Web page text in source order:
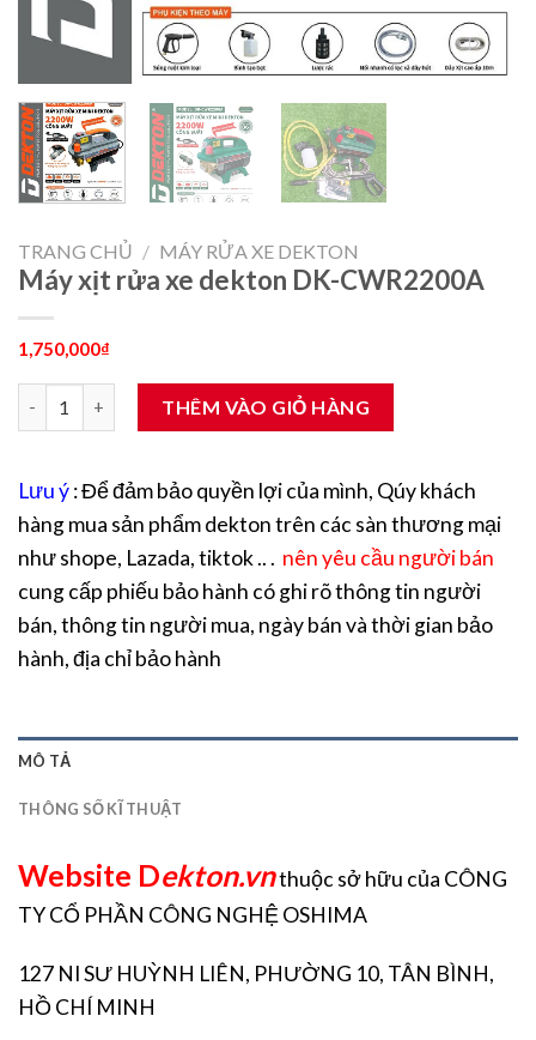
TRANG CHỦ / MÁY RỬA XE DEKTON
Máy xịt rửa xe dekton DK-CWR2200A
1,750,000₫
Máy xịt rửa xe dekton DK-CWR2200A số lượng
THÊM VÀO GIỎ HÀNG
Lưu ý: Để đảm bảo quyền lợi của mình, Qúy khách
hàng mua sản phẩm dekton trên các sàn thương mại
như shope, Lazada, tiktok .. . nên yêu cầu người bán
cung cấp phiếu bảo hành có ghi rõ thông tin người
bán, thông tin người mua, ngày bán và thời gian bảo
hành, địa chỉ bảo hành
MÔ TẢ
THÔNG SỐ KĨ THUẬT
Website Dekton.vnthuộc sở hữu của CÔNG
TY CỔ PHẦN CÔNG NGHỆ OSHIMA
127 NI SƯ HUỲNH LIÊN, PHƯỜNG 10, TÂN BÌNH,
HỒ CHÍ MINH